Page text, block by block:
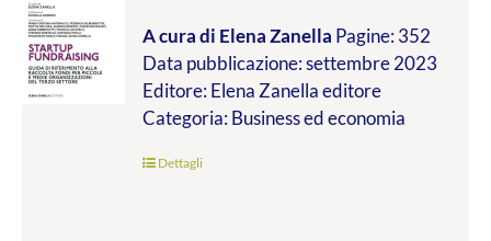
prezzo:
da
€24.99
a
A cura di Elena Zanella Pagine: 352
Data pubblicazione: settembre 2023
Editore: Elena Zanella editore
Categoria: Business ed economia
Dettagli